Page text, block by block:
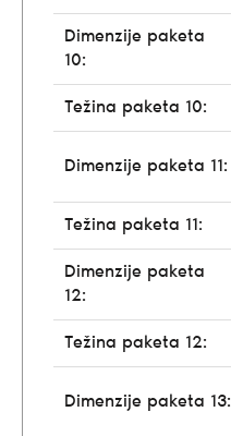
Dimenzije paketa
10:
Težina paketa 10:
Dimenzije paketa 11:
Težina paketa 11:
Dimenzije paketa
12:
Težina paketa 12:
Dimenzije paketa 13: